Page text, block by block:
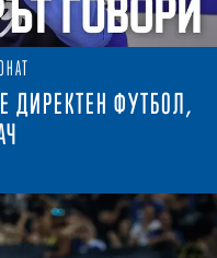
ДИРЕКТЕН ФУТБОЛ,